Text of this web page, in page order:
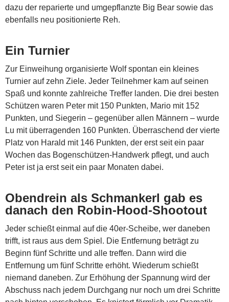
dazu der reparierte und umgepflanzte Big Bear sowie das
ebenfalls neu positionierte Reh.
Ein Turnier
Zur Einweihung organisierte Wolf spontan ein kleines
Turnier auf zehn Ziele. Jeder Teilnehmer kam auf seinen
Spaß und konnte zahlreiche Treffer landen. Die drei besten
Schützen waren Peter mit 150 Punkten, Mario mit 152
Punkten, und Siegerin – gegenüber allen Männern – wurde
Lu mit überragenden 160 Punkten. Überraschend der vierte
Platz von Harald mit 146 Punkten, der erst seit ein paar
Wochen das Bogenschützen-Handwerk pflegt, und auch
Peter ist ja erst seit ein paar Monaten dabei.
Obendrein als Schmankerl gab es
danach den Robin-Hood-Shootout
Jeder schießt einmal auf die 40er-Scheibe, wer daneben
trifft, ist raus aus dem Spiel. Die Entfernung beträgt zu
Beginn fünf Schritte und alle treffen. Dann wird die
Entfernung um fünf Schritte erhöht. Wiederum schießt
niemand daneben. Zur Erhöhung der Spannung wird der
Abschuss nach jedem Durchgang nur noch um drei Schritte